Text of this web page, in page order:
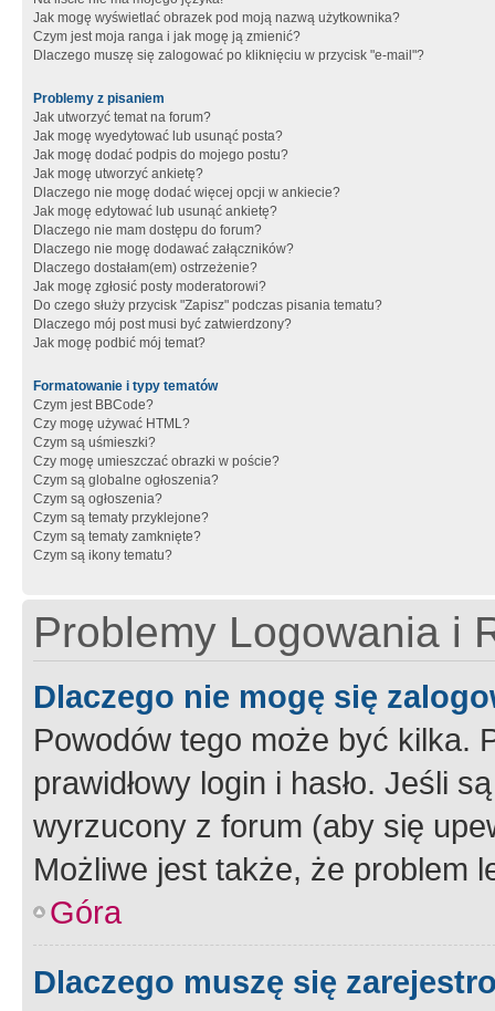
Jak mogę wyświetlać obrazek pod moją nazwą użytkownika?
Czym jest moja ranga i jak mogę ją zmienić?
Dlaczego muszę się zalogować po kliknięciu w przycisk "e-mail"?
Problemy z pisaniem
Jak utworzyć temat na forum?
Jak mogę wyedytować lub usunąć posta?
Jak mogę dodać podpis do mojego postu?
Jak mogę utworzyć ankietę?
Dlaczego nie mogę dodać więcej opcji w ankiecie?
Jak mogę edytować lub usunąć ankietę?
Dlaczego nie mam dostępu do forum?
Dlaczego nie mogę dodawać załączników?
Dlaczego dostałam(em) ostrzeżenie?
Jak mogę zgłosić posty moderatorowi?
Do czego służy przycisk "Zapisz" podczas pisania tematu?
Dlaczego mój post musi być zatwierdzony?
Jak mogę podbić mój temat?
Formatowanie i typy tematów
Czym jest BBCode?
Czy mogę używać HTML?
Czym są uśmieszki?
Czy mogę umieszczać obrazki w poście?
Czym są globalne ogłoszenia?
Czym są ogłoszenia?
Czym są tematy przyklejone?
Czym są tematy zamknięte?
Czym są ikony tematu?
Problemy Logowania i
Dlaczego nie mogę się
Powodów tego może być kilka.
prawidłowy login i hasło. Jeśli
wyrzucony z forum (aby się
Możliwe jest także, że problem
Góra
Dlaczego muszę się